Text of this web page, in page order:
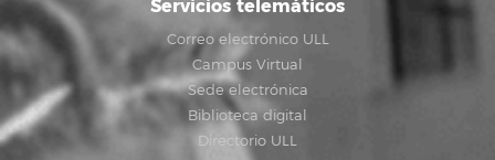
Servicios telemáticos
Correo electrónico ULL
Campus Virtual
Sede electrónica
Biblioteca digital
Directorio ULL